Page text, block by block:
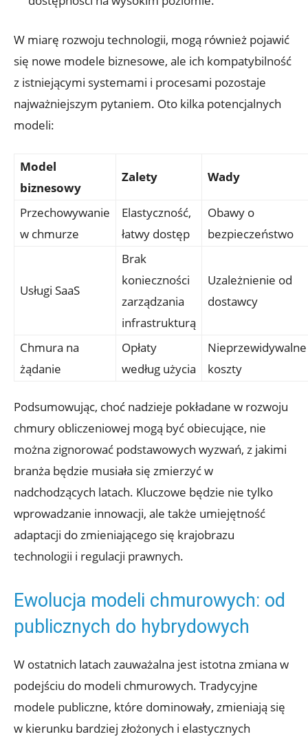
W⁢ miarę rozwoju technologii, mogą ⁢również pojawić
się nowe modele biznesowe, ⁤ale ich kompatybilność
z istniejącymi systemami i procesami pozostaje
najważniejszym​ pytaniem. Oto kilka potencjalnych
modeli:
Model
biznesowy
Zalety Wady
Przechowywanie
w ⁣chmurze
Elastyczność,
⁢łatwy dostęp
Obawy o
bezpieczeństwo
Usługi⁤ SaaS
Brak
‌konieczności
zarządzania
⁢infrastrukturą
Uzależnienie od
dostawcy
Chmura na
‍żądanie
Opłaty
według‌ użycia
Nieprzewidywalne
koszty
Podsumowując, choć nadzieje pokładane w rozwoju⁣
chmury obliczeniowej‍ mogą ‍być ​obiecujące,⁣ nie
można zignorować podstawowych wyzwań, z jakimi
branża będzie musiała się zmierzyć⁤ w
nadchodzących‍ latach. Kluczowe‌ będzie ⁤nie ⁣tylko
wprowadzanie innowacji, ale ​także umiejętność
adaptacji do zmieniającego się‌ krajobrazu⁢
technologii i regulacji‌ prawnych.
Ewolucja modeli chmurowych:‍ od
publicznych do hybrydowych
W ostatnich latach zauważalna ‌jest istotna zmiana⁤ w
podejściu do modeli chmurowych. Tradycyjne
modele publiczne, które dominowały, zmieniają się
w kierunku bardziej złożonych i ⁢elastycznych⁣